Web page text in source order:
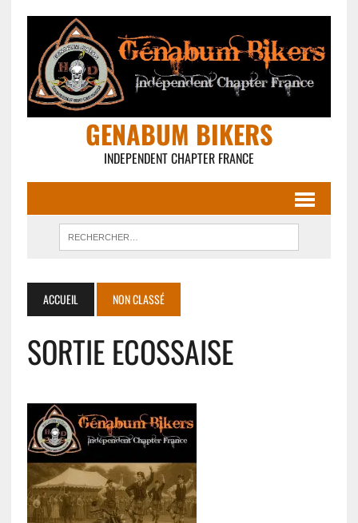
GENABUM BIKERS
INDEPENDENT CHAPTER FRANCE
ACCUEIL NON CLASSÉ
SORTIE ECOSSAISE